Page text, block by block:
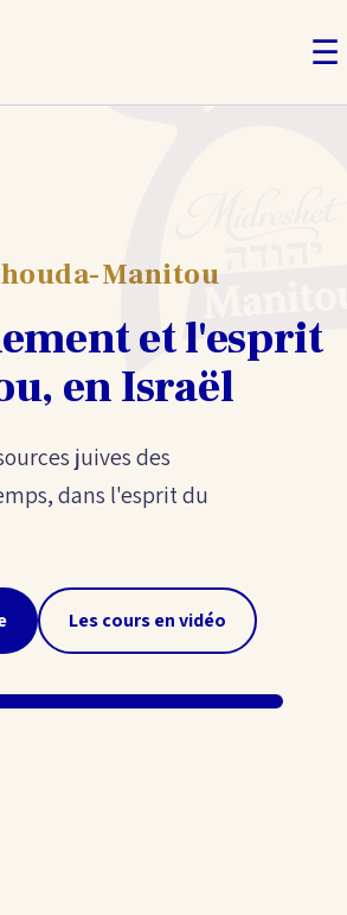
☰
Manitou
et l'esprit
en Israël
juives des
dans l'esprit du
Les cours en vidéo